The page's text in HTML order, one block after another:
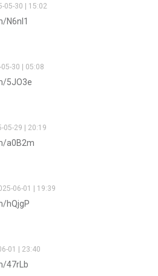
05-30 | 15:02
N6nl1
30 | 05:08
5JO3e
05-29 | 20:19
a0B2m
06-01 | 19:39
hQjgP
01 | 23:40
47rLb